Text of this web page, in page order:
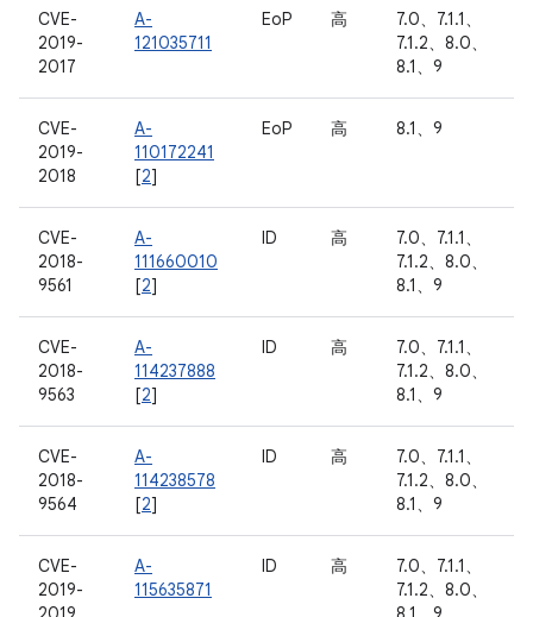
CVE-
2019-
2017
A-
121035711
EoP 高
7.0、7.1.1、
7.1.2、8.0、
8.1、9
CVE-
2019-
2018
A-
110172241
[2]
EoP 高 8.1、9
CVE-
2018-
9561
A-
111660010
[2]
ID 高
7.0、7.1.1、
7.1.2、8.0、
8.1、9
CVE-
2018-
9563
A-
114237888
[2]
ID 高
7.0、7.1.1、
7.1.2、8.0、
8.1、9
CVE-
2018-
9564
A-
114238578
[2]
ID 高
7.0、7.1.1、
7.1.2、8.0、
8.1、9
CVE-
2019-
A-
115635871
ID 高
7.0、7.1.1、
7.1.2、8.0、